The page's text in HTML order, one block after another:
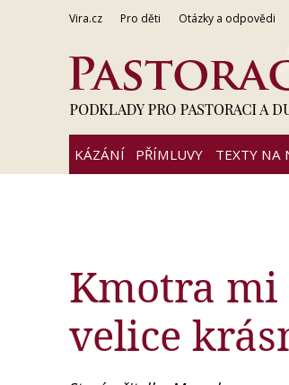
Vira.cz Pro děti Otázky a odpovědi
KÁZÁNÍ PŘÍMLUVY TEXTY NA
Kmotra mi
velice